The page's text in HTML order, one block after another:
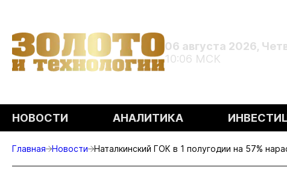
06 августа 2026,
10:06 МСК
НОВОСТИ АНАЛИТИКА
Главная Новости Наталкинский ГОК в 1 полугодии на 57%